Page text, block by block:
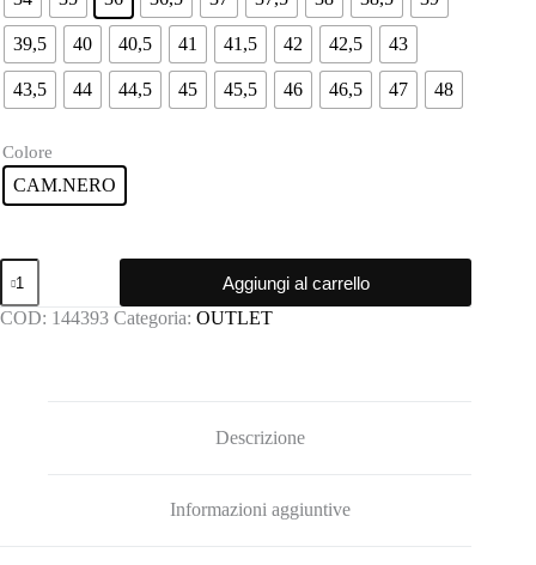
39,5 40 40,5 41 41,5 42 42,5 43
43,5 44 44,5 45 45,5 46 46,5 47 48
Colore
CAM.NERO
Xti
stivale
quantità
Aggiungi al carrello
COD: 144393 Categoria: OUTLET
Descrizione
Informazioni aggiuntive